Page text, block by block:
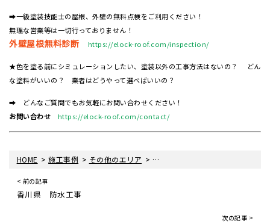
➡一級塗装技能士の屋根、外壁の無料点検をご利用ください！
無理な営業等は一切行っておりません！
外壁屋根無料診断 https://elock-roof.com/inspection/
★色を塗る前にシミュレーションしたい、塗装以外の工事方法はないの？ どん
な塗料がいいの？ 業者はどうやって選べばいいの？
➡ どんなご質問でもお気軽にお問い合わせください！
お問い合わせ
https://elock-roof.com/contact/
HOME >施工事例 > その他のエリア > 香川県 太陽風呂取り外し工事
< 前の記事
香川県 防水工事
次の記事 >